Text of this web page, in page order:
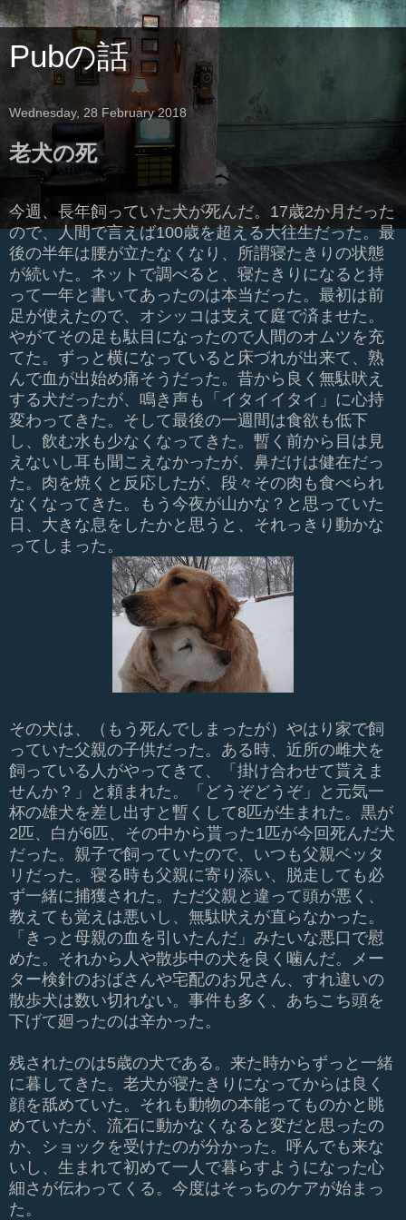
Pubの話
Wednesday, 28 February 2018
老犬の死
今週、長年飼っていた犬が死んだ。 17歳2か月だった
ので、人間で言えば100歳を超える大往生だった。最
後の半年は腰が立たなくなり、所謂寝たきりの状態
が続いた。ネットで調べると、寝たきりになると持
って一年と書いてあったのは本当だった。最初は前
足が使えたので、オシッコは支えて庭で済ませた。
やがてその足も駄目になったので人間のオムツを充
てた。ずっと横になっていると床づれが出来て、熟
んで血が出始め痛そうだった。昔から良く無駄吠え
する犬だったが、鳴き声も「イタイイタイ」に心持
変わってきた。そして最後の一週間は食欲も低下
し、飲む水も少なくなってきた。暫く前から目は見
えないし耳も聞こえなかったが、鼻だけは健在だっ
た。肉を焼くと反応したが、段々その肉も食べられ
なくなってきた。もう今夜が山かな？と思っていた
日、大きな息をしたかと思うと、それっきり動かな
ってしまった。
その犬は、（もう死んでしまったが）やはり家で飼
っていた父親の子供だった。ある時、近所の雌犬を
飼っている人がやってきて、「掛け合わせて貰えま
せんか？」と頼まれた。「どうぞどうぞ」と元気一
杯の雄犬を差し出すと暫くして8匹が生まれた。黒が
2匹、白が6匹、その中から貰った1匹が今回死んだ犬
だった。親子で飼っていたので、いつも父親ベッタ
リだった。寝る時も父親に寄り添い、脱走しても必
ず一緒に捕獲された。ただ父親と違って頭が悪く、
教えても覚えは悪いし、無駄吠えが直らなかった。
「きっと母親の血を引いたんだ」みたいな悪口で慰
めた。それから人や散歩中の犬を良く噛んだ。メー
ター検針のおばさんや宅配のお兄さん、すれ違いの
散歩犬は数い切れない。事件も多く、あちこち頭を
下げて廻ったのは辛かった。
残されたのは5歳の犬である。来た時からずっと一緒
に暮してきた。老犬が寝たきりになってからは良く
顔を舐めていた。それも動物の本能ってものかと眺
めていたが、流石に動かなくなると変だと思ったの
か、ショックを受けたのが分かった。呼んでも来な
いし、生まれて初めて一人で暮らすようになった心
細さが伝わってくる。今度はそっちのケアが始まっ
た。